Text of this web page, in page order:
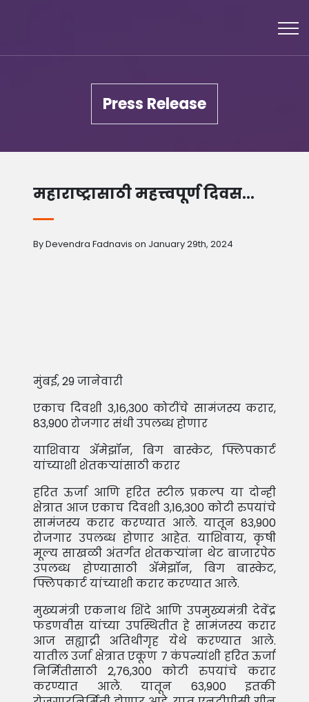
Press Release
महाराष्ट्रासाठी महत्त्वपूर्ण दिवस…
By Devendra Fadnavis on January 29th, 2024
मुंबई, 29 जानेवारी
एकाच दिवशी 3,16,300 कोटींचे सामंजस्य करार,
83,900 रोजगार संधी उपलब्ध होणार
याशिवाय अ‍ॅमेझॉन, बिग बास्केट, फ्लिपकार्ट
यांच्याशी शेतकर्‍यांसाठी करार
हरित ऊर्जा आणि हरित स्टील प्रकल्प या दोन्ही
क्षेत्रात आज एकाच दिवशी 3,16,300 कोटी रुपयांचे
सामंजस्य करार करण्यात आले. यातून 83,900
रोजगार उपलब्ध होणार आहेत. याशिवाय, कृषी
मूल्य साखळी अंतर्गत शेतकर्‍यांना थेट बाजारपेठ
उपलब्ध होण्यासाठी अ‍ॅमेझॉन, बिग बास्केट,
फ्लिपकार्ट यांच्याशी करार करण्यात आले.
मुख्यमंत्री एकनाथ शिंदे आणि उपमुख्यमंत्री देवेंद्र
फडणवीस यांच्या उपस्थितीत हे सामंजस्य करार
आज सह्याद्री अतिथीगृह येथे करण्यात आले.
यातील उर्जा क्षेत्रात एकूण 7 कंपन्यांशी हरित ऊर्जा
निर्मितीसाठी 2,76,300 कोटी रुपयांचे करार
करण्यात आले. यातून 63,900 इतकी